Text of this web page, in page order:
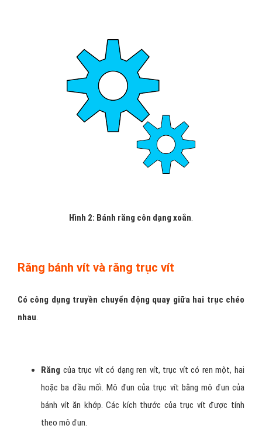
Hình 2: Bánh răng côn dạng xoắn.
Răng bánh vít và răng trục vít
Có công dụng truyền chuyển động quay giữa hai trục chéo
nhau.
Răng của trục vít có dạng ren vít, trục vít có ren một, hai
hoặc ba đầu mối. Mô đun của trục vít bằng mô đun của
bánh vít ăn khớp. Các kích thước của trục vít được tính
theo mô đun.